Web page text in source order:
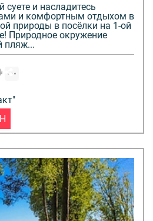
суете и насладитесь
и комфортным отдыхом в
природы в посёлки на 1-ой
Природное окружение
пляж...